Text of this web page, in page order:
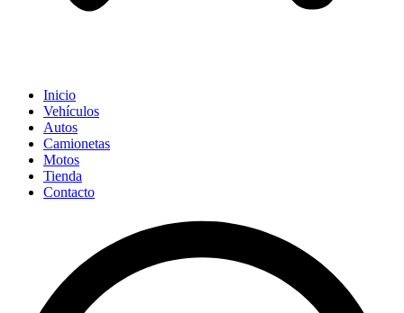
Inicio
Vehículos
Autos
Camionetas
Motos
Tienda
Contacto